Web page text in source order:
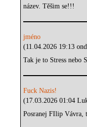
název. Těšim se!!!
jméno
(11.04.2026 19:13
Tak je to Stress nebo
Fuck Nazis!
(17.03.2026 01:04
Posranej FIlip Vávra,